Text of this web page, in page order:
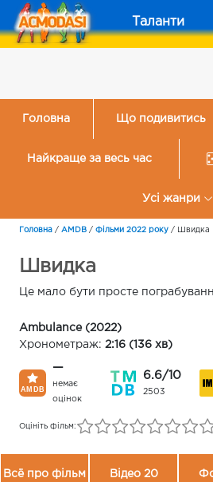
Таланти
Головна Що подивитись
Найкраще за весь час
Усі жанри
Головна / AMDB / Фільми 2022 року / Швидка
Швидка
Це мало бути просте
Ambulance (2022)
Хронометраж: 2:16 (136 хв)
—
немає
оцінок
6.6/10
2503
Оцініть фільм:
Всё про фільм Відео 20